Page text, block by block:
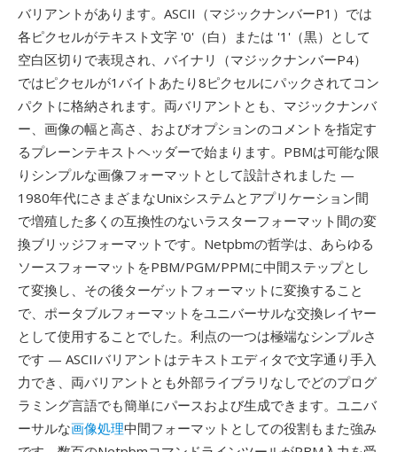
バリアントがあります。ASCII（マジックナンバーP1）では
各ピクセルがテキスト文字 '0'（白）または '1'（黒）として
空白区切りで表現され、バイナリ（マジックナンバーP4）
ではピクセルが1バイトあたり8ピクセルにパックされてコン
パクトに格納されます。両バリアントとも、マジックナンバ
ー、画像の幅と高さ、およびオプションのコメントを指定す
るプレーンテキストヘッダーで始まります。PBMは可能な限
りシンプルな画像フォーマットとして設計されました —
1980年代にさまざまなUnixシステムとアプリケーション間
で増殖した多くの互換性のないラスターフォーマット間の変
換ブリッジフォーマットです。Netpbmの哲学は、あらゆる
ソースフォーマットをPBM/PGM/PPMに中間ステップとし
て変換し、その後ターゲットフォーマットに変換すること
で、ポータブルフォーマットをユニバーサルな交換レイヤー
として使用することでした。利点の一つは極端なシンプルさ
です — ASCIIバリアントはテキストエディタで文字通り手入
力でき、両バリアントとも外部ライブラリなしでどのプログ
ラミング言語でも簡単にパースおよび生成できます。ユニバ
ーサルな画像処理中間フォーマットとしての役割もまた強み